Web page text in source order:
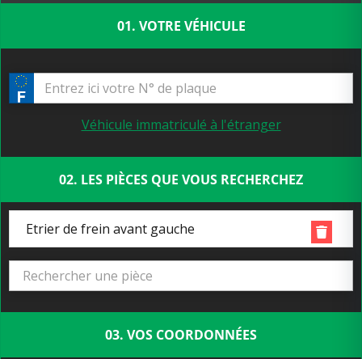
01. VOTRE VÉHICULE
Véhicule immatriculé à l'étranger
02. LES PIÈCES QUE VOUS RECHERCHEZ
Etrier de frein avant gauche
03. VOS COORDONNÉES